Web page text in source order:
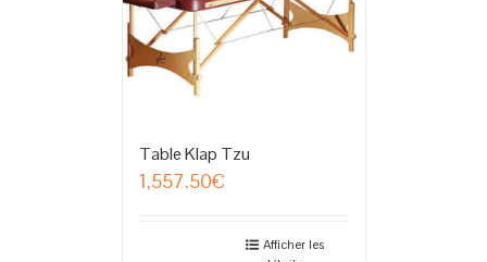
Table Klap Tzu
1,557.50€
Afficher les